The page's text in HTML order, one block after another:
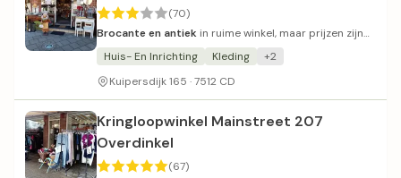
(70)
Brocante en antiek in ruime winkel, maar prijzen zijn
aan de hoge kant.
Huis- En Inrichting Kleding
+2
Kuipersdijk 165 · 7512 CD
Kringloopwinkel Mainstreet 207
Overdinkel
(67)